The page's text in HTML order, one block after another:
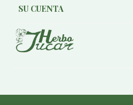
SU CUENTA